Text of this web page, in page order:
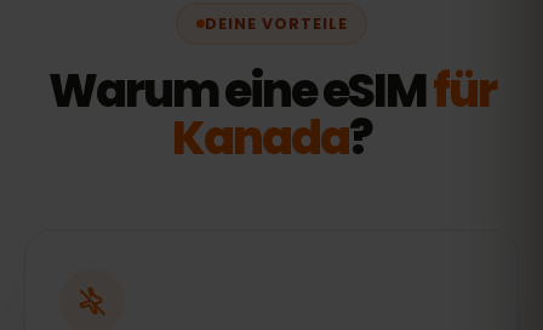
DEINE VORTEILE
Warum eine eSIMfür
Kanada?